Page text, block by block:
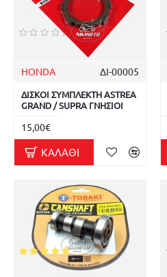
HONDA ΔΙ-00005
ΔΙΣΚΟΙ ΣΥΜΠΛΕΚΤΗ ASTREA
GRAND / SUPRA ΓΝΗΣΙΟΙ
15,00€
ΚΑΛΆΘΙ